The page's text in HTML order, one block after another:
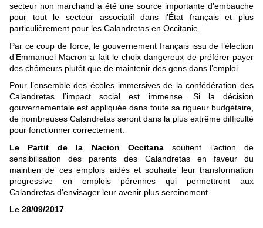
secteur non marchand a été une source importante d’embauche
pour tout le secteur associatif dans l’État français et plus
particulièrement pour les Calandretas en Occitanie.
Par ce coup de force, le gouvernement français issu de l’élection
d’Emmanuel Macron a fait le choix dangereux de préférer payer
des chômeurs plutôt que de maintenir des gens dans l’emploi.
Pour l’ensemble des écoles immersives de la confédération des
Calandretas l’impact social est immense. Si la décision
gouvernementale est appliquée dans toute sa rigueur budgétaire,
de nombreuses Calandretas seront dans la plus extrême difficulté
pour fonctionner correctement.
Le Partit de la Nacion Occitanasoutient l’action de
sensibilisation des parents des Calandretas en faveur du
maintien de ces emplois aidés et souhaite leur transformation
progressive en emplois pérennes qui permettront aux
Calandretas d’envisager leur avenir plus sereinement.
Le 28/09/2017